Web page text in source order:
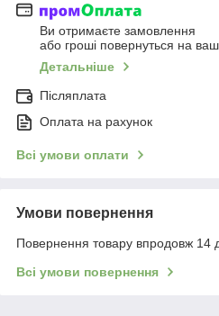
Ви отримаєте замовлення
або гроші повернуться на
Детальніше
Післяплата
Оплата на рахунок
Всі умови оплати
Умови повернення
Повернення товару впродовж 14
Всі умови повернення